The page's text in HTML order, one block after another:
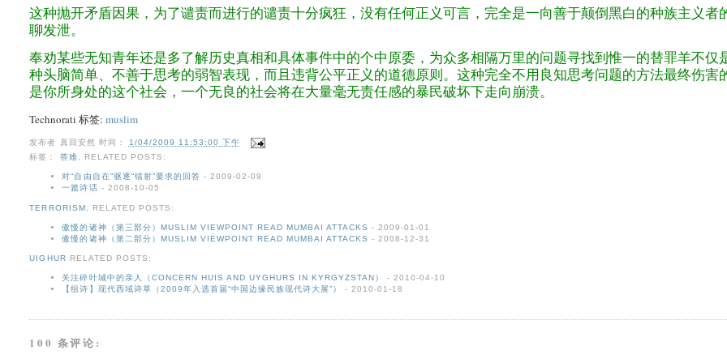
这种抛开矛盾因果，为了谴责而进行的谴责十分疯狂，没有任何正义可言，完全是一向善于颠倒黑白的种族主义者
聊发泄。
奉劝某些无知青年还是多了解历史真相和具体事件中的个中原委，为众多相隔万里的问题寻找到惟一的替罪羊不仅
种头脑简单、不善于思考的弱智表现，而且违背公平正义的道德原则。这种完全不用良知思考问题的方法最终伤害
是你所身处的这个社会，一个无良的社会将在大量毫无责任感的暴民破坏下走向崩溃。
Technorati 标签:muslim
发布者 真回安然 时间： 1/04/2009 11:53:00 下午
标签： 答难, RELATED POSTS:
对“自由自在”驱逐“镭射”要求的回答 - 2009-02-09
一篇诗话 - 2008-10-05
TERRORISM RELATED POSTS:
傲慢的诸神（第三部分）MUSLIM VIEWPOINT READ MUMBAI ATTACKS - 2009-01-01
傲慢的诸神（第二部分）MUSLIM VIEWPOINT READ MUMBAI ATTACKS - 2008-12-31
UIGHUR RELATED POSTS:
关注碎叶城中的亲人（CONCERN HUIS AND UYGHURS IN KYRGYZSTAN）
- 2010-04-10
【组诗】现代西域诗草（2009年入选首届“中国边缘民族现代诗大展”）
- 2010-01-18
100 条评论: